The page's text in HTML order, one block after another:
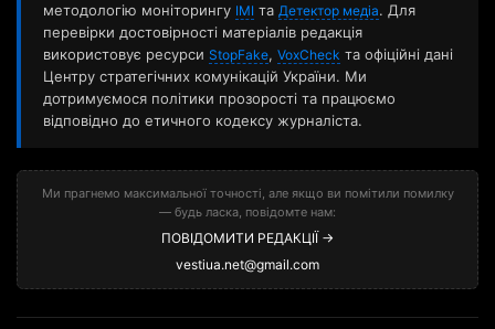
методологію моніторингу ІМІ та Детектор медіа. Для
перевірки достовірності матеріалів редакція
використовує ресурси StopFake, VoxCheck та офіційні дані
Центру стратегічних комунікацій України. Ми
дотримуємося політики прозорості та працюємо
відповідно до етичного кодексу журналіста.
Ми прагнемо максимальної точності, але якщо ви помітили помилку
— будь ласка, повідомте нам:
ПОВІДОМИТИ РЕДАКЦІЇ →
vestiua.net@gmail.com